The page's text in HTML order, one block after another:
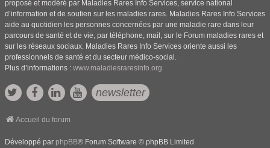
proposé et modéré par Maladies Rares Info Services, service national
d’information et de soutien sur les maladies rares. Maladies Rares Info Services
aide au quotidien les personnes concernées par une maladie rare dans leur
parcours de santé et de vie, par téléphone, mail, sur le Forum maladies rares et
sur les réseaux sociaux. Maladies Rares Info Services oriente aussi les
professionnels de santé et du secteur médico-social.
Plus d’informations : www.maladiesraresinfo.org
newsletter
Accueil du forum
Développé par phpBB® Forum Software © phpBB Limited